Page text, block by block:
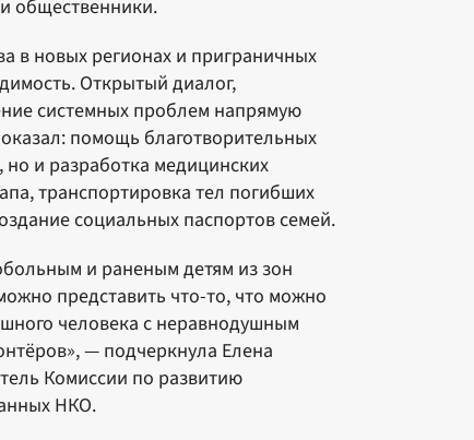
общественники.
в новых регионах и приграничных
Открытый диалог,
системных проблем напрямую
помощь благотворительных
и разработка медицинских
транспортировка тел погибших
социальных паспортов семей.
и раненым детям из зон
представить что-то, что можно
человека с неравнодушным
— подчеркнула Елена
Комиссии по развитию
НКО.